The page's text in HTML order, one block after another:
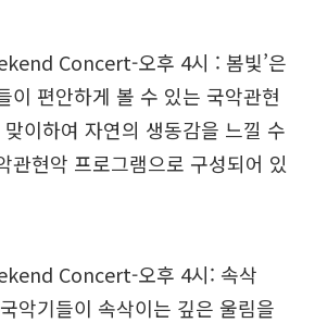
Concert-오후 4시 : 봄빛’은
이 편안하게 볼 수 있는 국악관현
이하여 자연의 생동감을 느낄 수
관현악 프로그램으로 구성되어 있
Concert-오후 4시: 속삭
악기들이 속삭이는 깊은 울림을